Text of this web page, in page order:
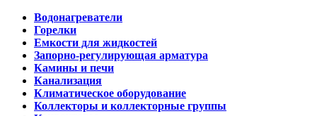
Водонагреватели
Горелки
Емкости для жидкостей
Запорно-регулирующая арматура
Камины и печи
Канализация
Климатическое оборудование
Коллекторы и коллекторные группы